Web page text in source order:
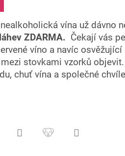
vína už dávno
ZDARMA. Čekají vás
víno a navíc
stovkami vzorků
chuť vína a společné